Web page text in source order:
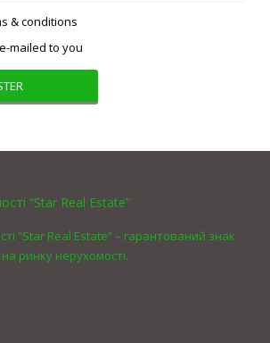
& conditions
mailed to you
“Star Real Estate”
“Star Real Estate” – гарантований знак
на ринку нерухомості.